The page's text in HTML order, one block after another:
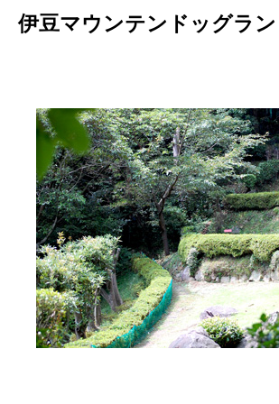
伊豆マウンテンドッグラン